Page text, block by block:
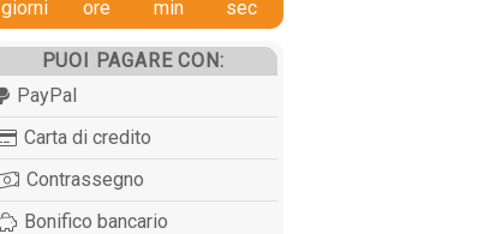
giorni
ore
min
sec
PUOI PAGARE CON:
PayPal
Carta di credito
Contrassegno
Bonifico bancario